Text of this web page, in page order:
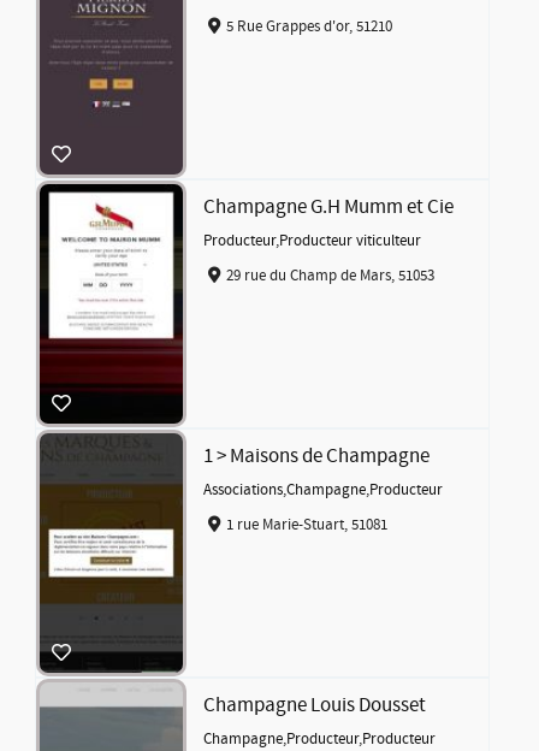
5 Rue Grappes d'or, 51210
Champagne G.H Mumm et Cie
Producteur,Producteur viticulteur
29 rue du Champ de Mars, 51053
1 > Maisons de Champagne
Associations,Champagne,Producteur
1 rue Marie-Stuart, 51081
Champagne Louis Dousset
Champagne,Producteur,Producteur